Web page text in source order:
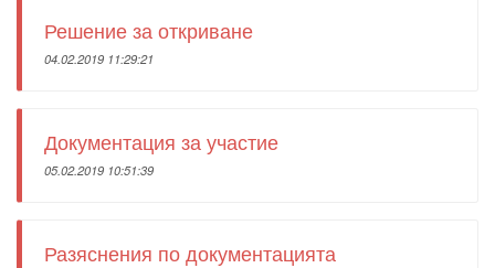
Решение за откриване
04.02.2019 11:29:21
Документация за участие
05.02.2019 10:51:39
Разяснения по документацията